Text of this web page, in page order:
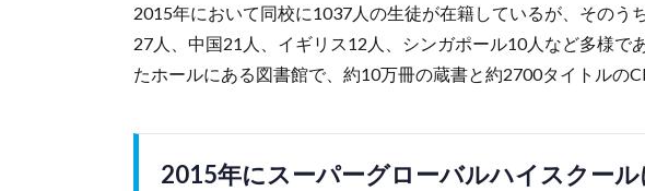
2015年において同校に1037人の生徒が在籍しているが、そのう
27人、中国21人、イギリス12人、シンガポール10人など多様で
たホールにある図書館で、約10万冊の蔵書と約2700タイトルの
2015年にスーパーグローバルハイスクー